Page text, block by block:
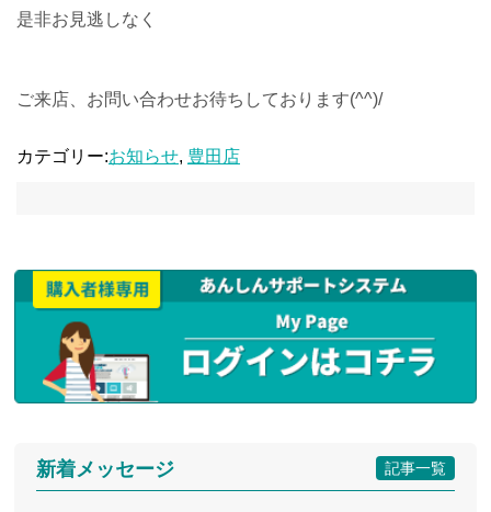
是非お見逃しなく
ご来店、お問い合わせお待ちしております(^^)/
カテゴリー:お知らせ, 豊田店
記事一覧
新着メッセージ